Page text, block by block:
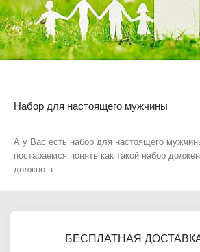
Набор для настоящего мужчины
А у Вас есть набор для настоящего
постараемся понять как такой набор
должно в..
БЕСПЛАТНАЯ